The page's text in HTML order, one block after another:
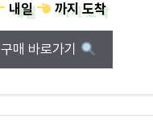
내일
까지도착
구매 바로가기